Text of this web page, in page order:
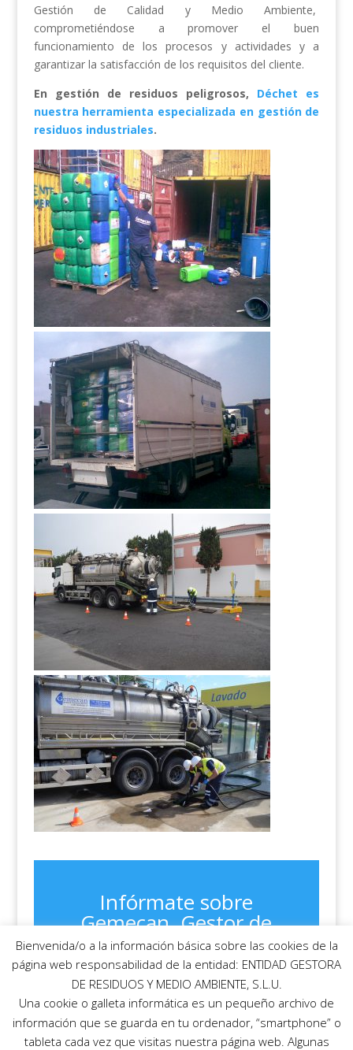
Gestión de Calidad y Medio Ambiente,
comprometiéndose a promover el buen
funcionamiento de los procesos y actividades y a
garantizar la satisfacción de los requisitos del cliente.
En
gestión de residuos peligrosos, Déchet es
nuestra herramienta especializada en gestión de
residuos industriales.
Infórmate sobre
Gemecan. Gestor de
residuos autorizado
Escríbenos, recuerda, Gemecan somos
Gestor de residuos Autorizado en Telde
(Gran Canaria) y en Santa Cruz de Tenerife
(Tenerife)
Bienvenida/o a la información básica sobre las cookies de la
página web responsabilidad de la entidad: ENTIDAD GESTORA
DE RESIDUOS Y MEDIO AMBIENTE, S.L.U.
Una cookie o galleta informática es un pequeño archivo de
información que se guarda en tu ordenador, “smartphone” o
tableta cada vez que visitas nuestra página web. Algunas